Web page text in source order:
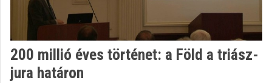
Organization home
Log In
Organization discovery
200 millió éves történet: a Föld a triász-
jura határon